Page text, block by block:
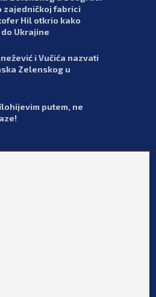
zajedničkoj fabrici
Hil otkrio kako
Ukrajine
i Vučića nazvati
Zelenskog u
putem, ne